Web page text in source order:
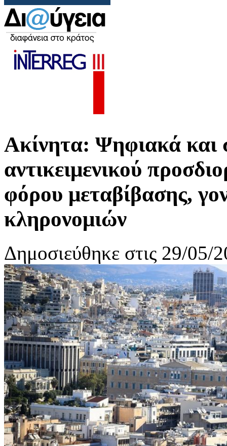
Ακίνητα: Ψηφιακά και
αντικειμενικού
φόρου μεταβίβασης,
κληρονομιών
Δημοσιεύθηκε στις 29/05/